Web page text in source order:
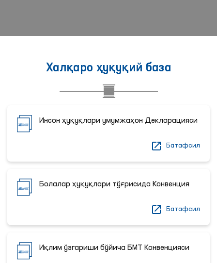
Халқаро ҳуқуқий база
Инсон ҳуқуқлари умумжаҳон Декларацияси
Батафсил
Болалар ҳуқуқлари тўғрисида Конвенция
Батафсил
Иқлим ўзгариши бўйича БМТ Конвенцияси